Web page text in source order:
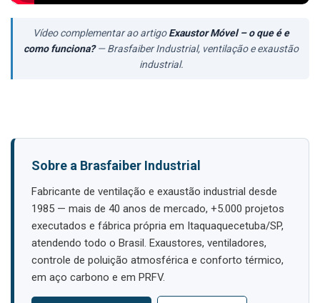
Vídeo complementar ao artigoExaustor Móvel – o que é e
como funciona?— Brasfaiber Industrial, ventilação e exaustão
industrial.
Sobre a Brasfaiber Industrial
Fabricante de ventilação e exaustão industrial desde
1985 — mais de 40 anos de mercado, +5.000 projetos
executados e fábrica própria em Itaquaquecetuba/SP,
atendendo todo o Brasil. Exaustores, ventiladores,
controle de poluição atmosférica e conforto térmico,
em aço carbono e em PRFV.